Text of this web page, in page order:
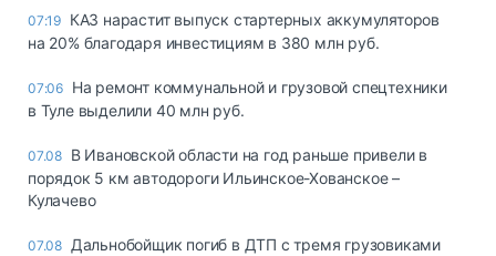
07:19 КАЗ нарастит выпуск стартерных аккумуляторов
на 20% благодаря инвестициям в 380 млн руб.
07:06 На ремонт коммунальной и грузовой спецтехники
в Туле выделили 40 млн руб.
07.08 В Ивановской области на год раньше привели в
порядок 5 км автодороги Ильинское-Хованское –
Кулачево
07.08 Дальнобойщик погиб в ДТП с тремя грузовиками